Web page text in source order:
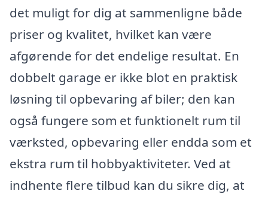
det muligt for dig at sammenligne både
priser og kvalitet, hvilket kan være
afgørende for det endelige resultat. En
dobbelt garage er ikke blot en praktisk
løsning til opbevaring af biler; den kan
også fungere som et funktionelt rum til
værksted, opbevaring eller endda som et
ekstra rum til hobbyaktiviteter. Ved at
indhente flere tilbud kan du sikre dig, at